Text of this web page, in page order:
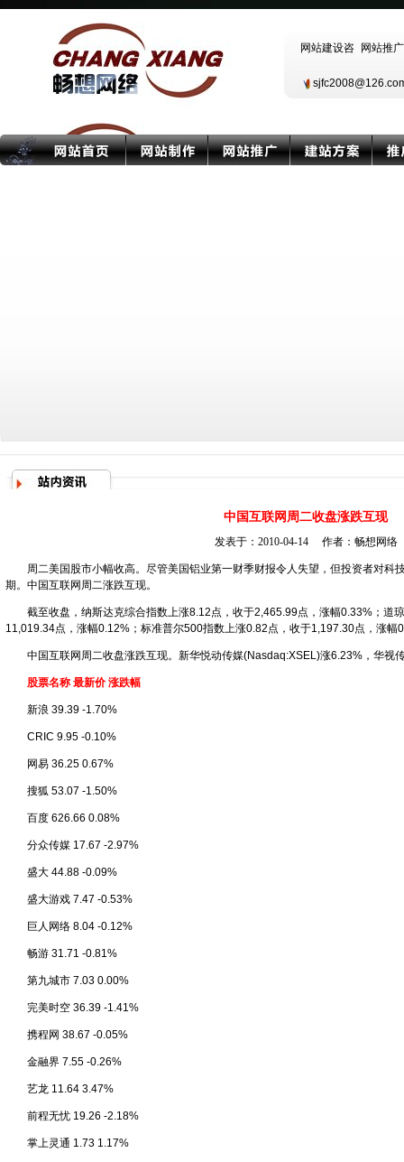
中国互联网周二收盘涨跌互现
发表于：2010-04-14 作者： 畅想网络
周二美国股市小幅收高。尽管美国铝业第一财季财报令人失望，但投资者对科
期。中国互联网周二涨跌互现。
截至收盘，纳斯达克综合指数上涨8.12点，收于2,465.99点，涨幅0.33%；道
11,019.34点，涨幅0.12%；标准普尔500指数上涨0.82点，收于1,197.30点，涨幅
中国互联网周二收盘涨跌互现。新华悦动传媒(Nasdaq:XSEL)涨6.23%，华视
股票名称 最新价 涨跌幅
新浪 39.39 -1.70%
CRIC 9.95 -0.10%
网易 36.25 0.67%
搜狐 53.07 -1.50%
百度 626.66 0.08%
分众传媒 17.67 -2.97%
盛大 44.88 -0.09%
盛大游戏 7.47 -0.53%
巨人网络 8.04 -0.12%
畅游 31.71 -0.81%
第九城市 7.03 0.00%
完美时空 36.39 -1.41%
携程网 38.67 -0.05%
金融界 7.55 -0.26%
艺龙 11.64 3.47%
前程无忧 19.26 -2.18%
掌上灵通 1.73 1.17%